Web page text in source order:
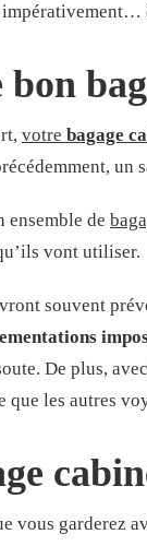
votre bagage
ensemble de
vont utiliser.
souvent
De plus,
les autres
vous garderez